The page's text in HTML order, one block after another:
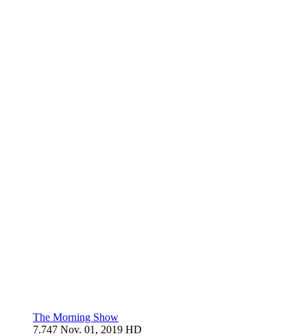
The Morning Show
7.747 Nov. 01, 2019 HD